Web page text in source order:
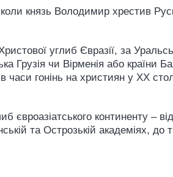
князь Володимир хрестив
углиб Євразії, за
Грузія чи Вірменія або країни
часи гонінь на християн у XX
євроазіатського континенту –
та Острозькій академіях, до